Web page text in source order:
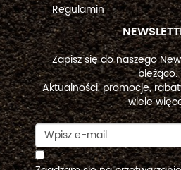
Regulamin
Zapisz się do naszego
bieżąco.
Aktualności, promocje,
wiele